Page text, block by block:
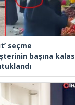
seçme
başına kalas